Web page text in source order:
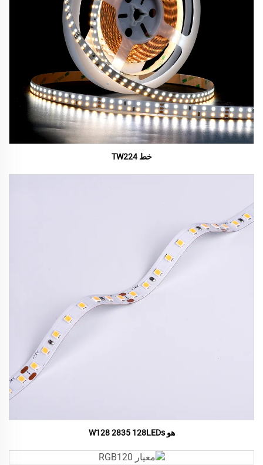
خط TW224
هو W128 2835 128LEDs